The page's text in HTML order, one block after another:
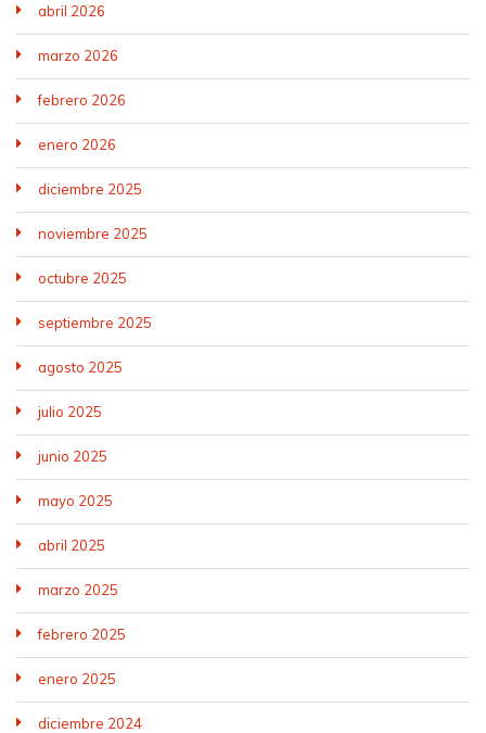
abril 2026
marzo 2026
febrero 2026
enero 2026
diciembre 2025
noviembre 2025
octubre 2025
septiembre 2025
agosto 2025
julio 2025
junio 2025
mayo 2025
abril 2025
marzo 2025
febrero 2025
enero 2025
diciembre 2024